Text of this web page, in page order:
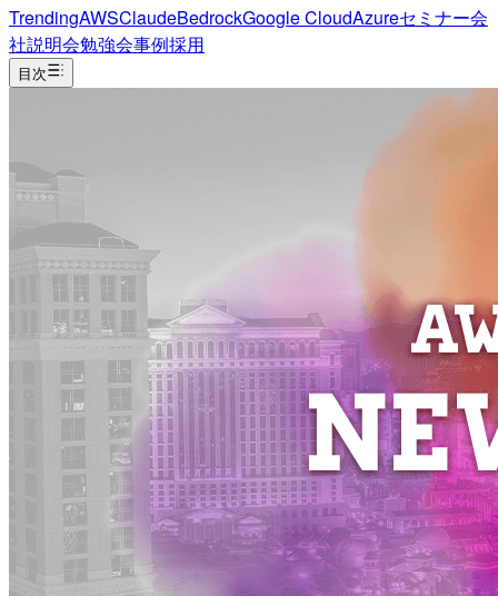
TrendingAWSClaudeBedrockGoogle CloudAzureセミナー会
社説明会勉強会事例採用
目次